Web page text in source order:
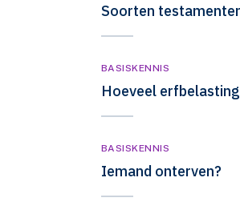
Soorten
BASISKENNIS
Hoeveel
BASISKENNIS
Iemand onterven?